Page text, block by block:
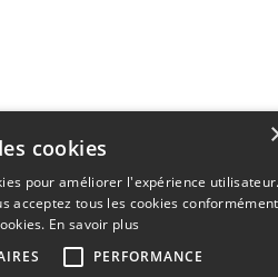
cookies
pour améliorer l'expérience
acceptez tous les cookies conformément
En savoir plus
PERFORMANCE